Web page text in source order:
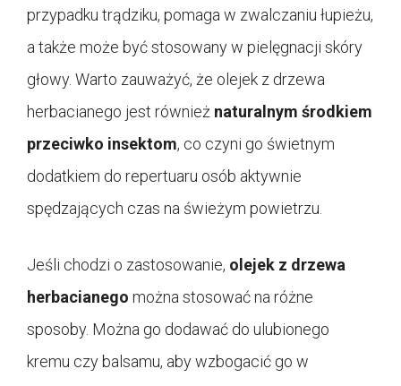
przypadku trądziku, pomaga w zwalczaniu łupieżu,
a także może być stosowany w pielęgnacji skóry
głowy. Warto zauważyć, że olejek z drzewa
herbacianego jest również naturalnym środkiem
przeciwko insektom, co czyni go świetnym
dodatkiem do repertuaru osób aktywnie
spędzających czas na świeżym powietrzu.
Jeśli chodzi o zastosowanie, olejek z drzewa
herbacianego można stosować na różne
sposoby. Można go dodawać do ulubionego
kremu czy balsamu, aby wzbogacić go w